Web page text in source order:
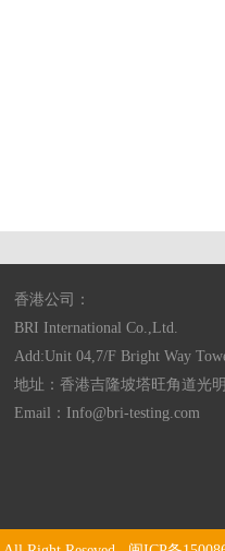
香港公司：
BRI International Co.,Ltd.
Add:Unit 04,7/F Bright Way
地址：香港吉隆坡塔旺角道光
Email： Info@bri-testing.com